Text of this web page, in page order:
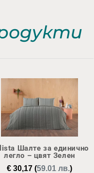
Шалте за единично
легло – цвят Зелен
€30,17(59.01 лв.)